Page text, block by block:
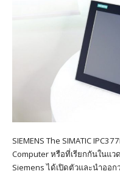
SIEMENS The SIMATIC
Computer หรือที่เรียกกันในแว
Siemens ได้เปิดตัวและนำออ